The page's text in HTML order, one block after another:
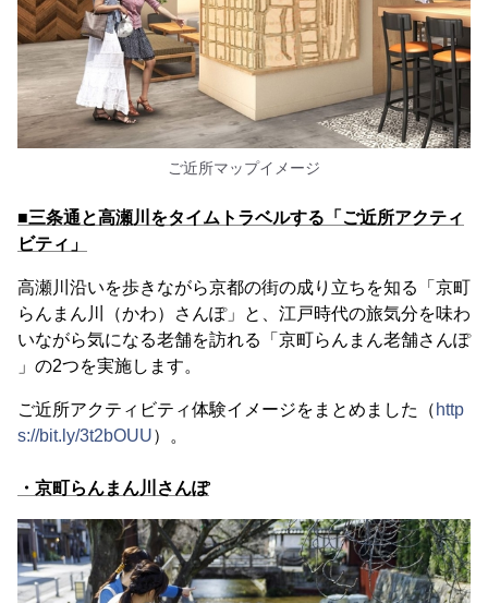
ご近所マップイメージ
■三条通と高瀬川をタイムトラベルする「ご近所アクティ
ビティ」
高瀬川沿いを歩きながら京都の街の成り立ちを知る「京町
らんまん川（かわ）さんぽ」と、江戸時代の旅気分を味わ
いながら気になる老舗を訪れる「京町らんまん老舗さんぽ
」の2つを実施します。
ご近所アクティビティ体験イメージをまとめました（ http
s://bit.ly/3t2bOUU）。
・京町らんまん川さんぽ